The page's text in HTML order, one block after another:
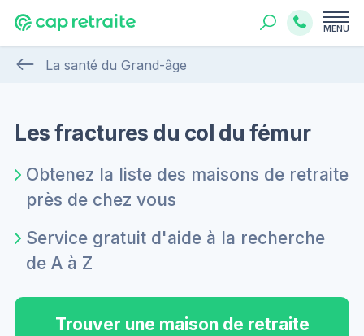
MENU
La santé du Grand-âge
Les fractures du col du fémur
Obtenez la liste des maisons de retraite
près de chez vous
Service gratuit d'aide à la recherche
de A à Z
Trouver une maison de retraite